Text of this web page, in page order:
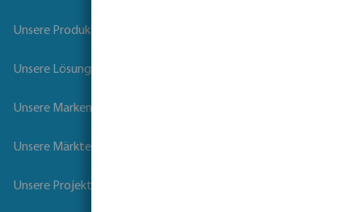
Unsere Produkte
Unsere Lösungen
Unsere Marken
Unsere Märkte
Unsere Projekte